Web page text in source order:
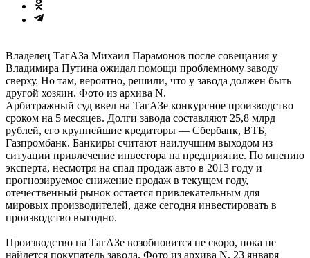
Владелец ТагАЗа Михаил Парамонов после совещания у
Владимира Путина ожидал помощи проблемному заводу
сверху. Но там, вероятно, решили, что у завода должен быть
другой хозяин. Фото из архива N.
Арбитражный суд ввел на ТагАЗе конкурсное производство
сроком на 5 месяцев. Долги завода составляют 25,8 млрд
рублей, его крупнейшие кредиторы — Сбербанк, ВТБ,
Газпромбанк. Банкиры считают наилучшим выходом из
ситуации привлечение инвестора на предприятие. По мнению
эксперта, несмотря на спад продаж авто в 2013 году и
прогнозируемое снижение продаж в текущем году,
отечественный рынок остается привлекательным для
мировых производителей, даже сегодня инвестировать в
производство выгодно.
Производство на ТагАЗе возобновится не скоро, пока не
найдется покупатель завода. Фото из архива N. 23 января